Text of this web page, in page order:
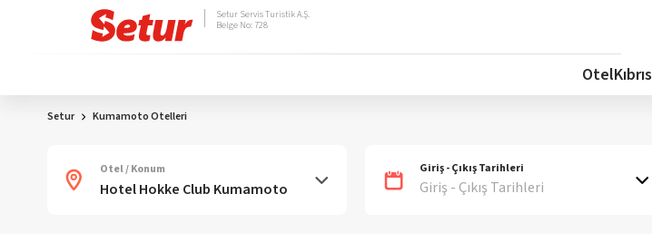
Setur Servis Turistik A.Ş.
Belge No: 728
OtelKıbrıs
Setur Kumamoto Otelleri
Otel / Konum Giriş - Çıkış Tarihleri
Giriş - Çıkış Tarihleri